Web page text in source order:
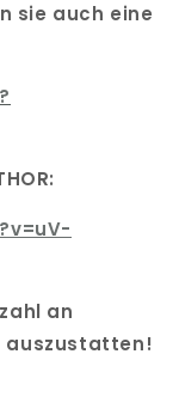
sie auch eine
v=uV-
an
auszustatten!